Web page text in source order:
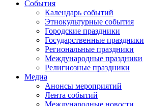
События
Календарь событий
Этнокультурные события
Городские праздники
Государственные праздники
Региональные праздники
Международные праздники
Религиозные праздники
Медиа
Анонсы мероприятий
Лента событий
Международные новости